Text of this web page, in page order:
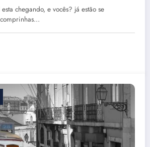
chegando, e vocês? já estão se